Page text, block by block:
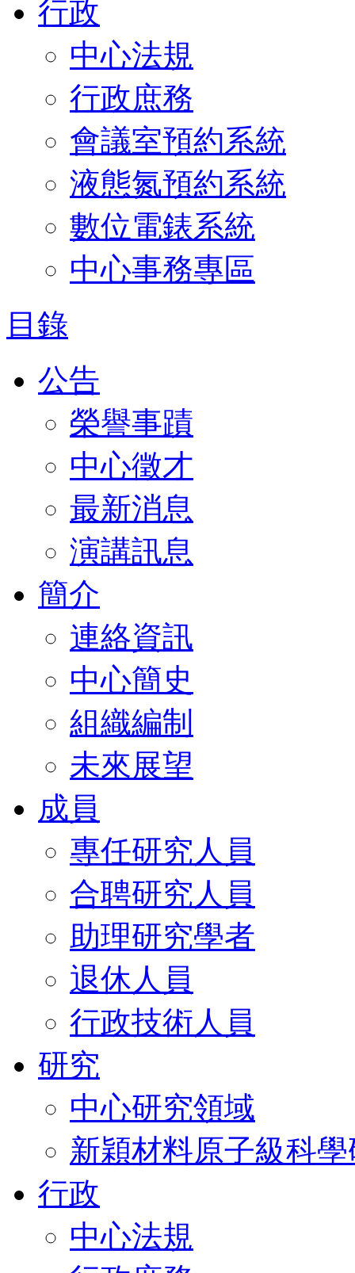
行政
中心法規
行政庶務
會議室預約系統
液態氮預約系統
數位電錶系統
中心事務專區
目錄
公告
榮譽事蹟
中心徵才
最新消息
演講訊息
簡介
連絡資訊
中心簡史
組織編制
未來展望
成員
專任研究人員
合聘研究人員
助理研究學者
退休人員
行政技術人員
研究
中心研究領域
新穎材料原子級科
行政
中心法規